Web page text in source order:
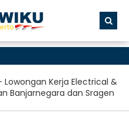
Lowongan Kerja Electrical &
Banjarnegara dan Sragen